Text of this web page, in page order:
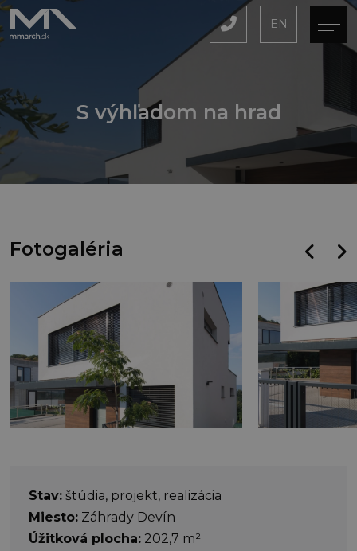
EN
S výhľadom na hrad
Fotogaléria
Stav: štúdia, projekt, realizácia
Miesto: Záhrady Devín
Úžitková plocha: 202,7 m²